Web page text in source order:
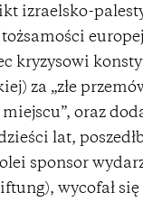
izraelsko-
kryzysowi
za „złe
oraz
lat,
sponsor
wycofał się